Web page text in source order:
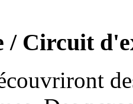
/ Circuit